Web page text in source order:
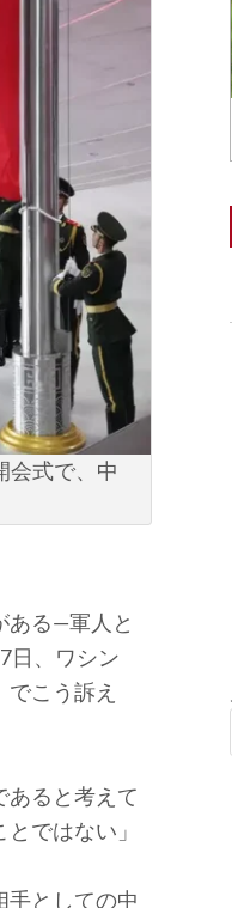
会式で、中
ある―軍人と
日、ワシン
こう訴え
あると考えて
ではない」
としての中